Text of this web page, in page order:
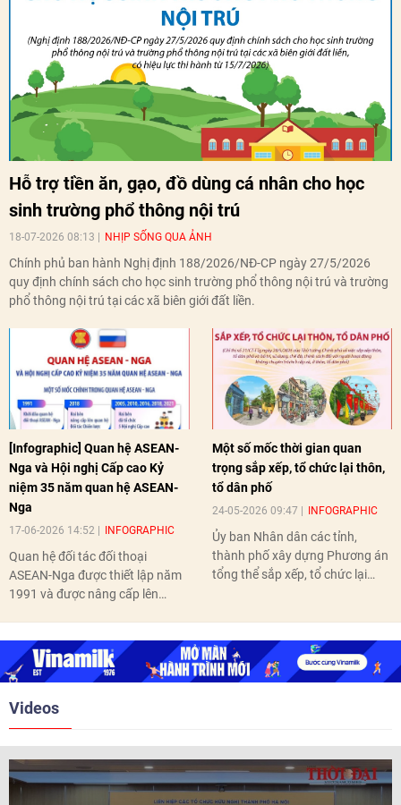
Hỗ trợ tiền ăn, gạo, đồ dùng cá nhân cho học
sinh trường phổ thông nội trú
18-07-2026 08:13 NHỊP SỐNG QUA ẢNH
Chính phủ ban hành Nghị định 188/2026/NĐ-CP ngày 27/5/2026
quy định chính sách cho học sinh trường phổ thông nội trú và trường
phổ thông nội trú tại các xã biên giới đất liền.
[Infographic] Quan hệ ASEAN-
Nga và Hội nghị Cấp cao Kỷ
niệm 35 năm quan hệ ASEAN-
Nga
17-06-2026 14:52 INFOGRAPHIC
Quan hệ đối tác đối thoại
ASEAN-Nga được thiết lập năm
1991 và được nâng cấp lên
nghị Cấp cao vào các năm 2005,
2010, 2016, 2018, 2021.
Một số mốc thời gian quan
trọng sắp xếp, tổ chức lại thôn,
tổ dân phố
24-05-2026 09:47 INFOGRAPHIC
Ủy ban Nhân dân các tỉnh,
thành phố xây dựng Phương án
tổng thể sắp xếp, tổ chức lại
Videos